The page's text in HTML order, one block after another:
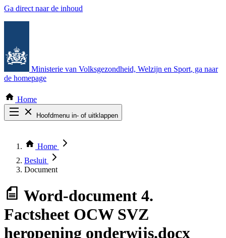
Ga direct naar de inhoud
Ministerie van Volksgezondheid, Welzijn en Sport, ga naar
de homepage
Home
Hoofdmenu in- of uitklappen
Thema COVID-19
Bekijk per bestuursorgaan
Home
Besluit
Document
Word-document 4.
Factsheet OCW SVZ
heropening onderwijs.docx